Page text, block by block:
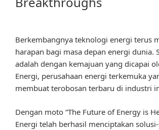
Berkembangnya teknologi energi terus
harapan bagi masa depan energi dunia.
adalah dengan kemajuan yang dicapai
Energi, perusahaan energi terkemuka
membuat terobosan terbaru di industri
Dengan moto “The Future of Energy is
Energi telah berhasil menciptakan